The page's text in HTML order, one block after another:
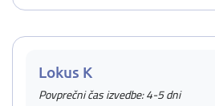
Lokus K
Povprečni čas izvedbe: 4-5 dni